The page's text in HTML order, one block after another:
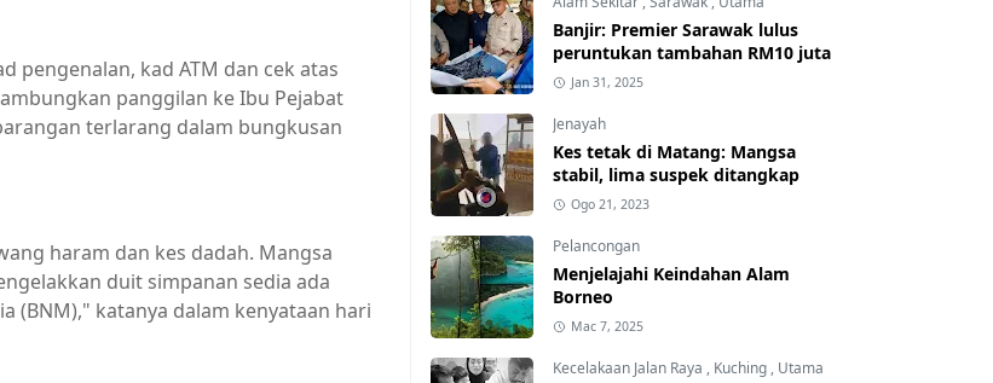
pengenalan, kad ATM dan cek atas
panggilan ke Ibu Pejabat
terlarang dalam bungkusan
haram dan kes dadah. Mangsa
duit simpanan sedia ada
(BNM)," katanya dalam kenyataan hari
Banjir: Premier Sarawak lulus
peruntukan tambahan RM10 juta
Jan 31, 2025
Jenayah
Kes tetak di Matang: Mangsa
stabil, lima suspek ditangkap
Ogo 21, 2023
Pelancongan
Menjelajahi Keindahan Alam
Borneo
Mac 7, 2025
Kecelakaan Jalan Raya , Kuching , Utama